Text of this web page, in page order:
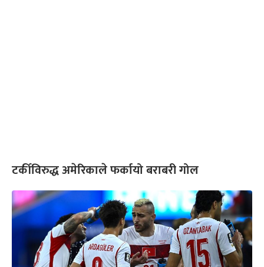
टर्कीविरुद्ध अमेरिकाले फर्कायो बराबरी गोल